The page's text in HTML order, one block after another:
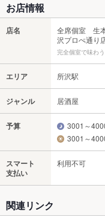
お店情報
店名
全席個室 生
沢プロぺ通り
完全個室で味わ
エリア 所沢駅
ジャンル 居酒屋
予算
3001～
3001～
スマート
支払い
利用不可
関連リンク